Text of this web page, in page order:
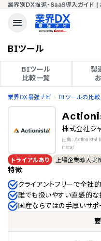
業界別DX推進・SaaS導入ガイド |
BIツール
BIツール
比較一覧
製
業界DX最強ナビ BIツールの比
株式会社ジ
出典：
nista/
トライアルあり 上場企業導入実
特徴
クライアントフリーで全社
誰でも扱いやすい直感的
国産ならではの手厚いサポ